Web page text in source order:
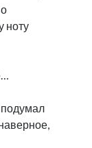
ноту